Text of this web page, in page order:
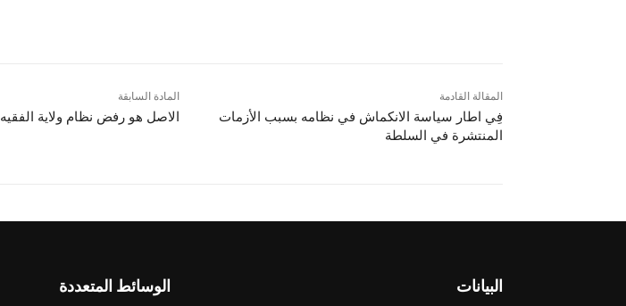
المادة السابقة
الاصل هو رفض نظام ولاية الفقيه
المقالة القادمة
فِي اطار سياسة الانكماش في نظامه بسبب الأزمات
المنتشرة في السلطة
الوسائط المتعددة البيانات